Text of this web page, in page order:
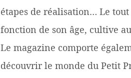
étapes de réalisation… Le
fonction de son âge, cultive
Le magazine comporte
découvrir le monde du Petit